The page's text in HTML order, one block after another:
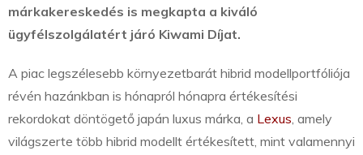
márkakereskedés is megkapta a kiváló
ügyfélszolgálatért járó Kiwami Díjat.
A piac legszélesebb környezetbarát hibrid modellportfóliója
révén hazánkban is hónapról hónapra értékesítési
rekordokat döntögető japán luxus márka, a Lexus, amely
világszerte több hibrid modellt értékesített, mint valamennyi